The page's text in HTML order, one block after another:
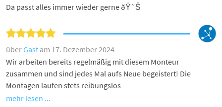
Da passt alles immer wieder gerne ðŸ˜Š
überGast am 17. Dezember 2024
Wir arbeiten bereits regelmäßig mit diesem Monteur
zusammen und sind jedes Mal aufs Neue begeistert! Die
Montagen laufen stets reibungslos
mehr lesen ...